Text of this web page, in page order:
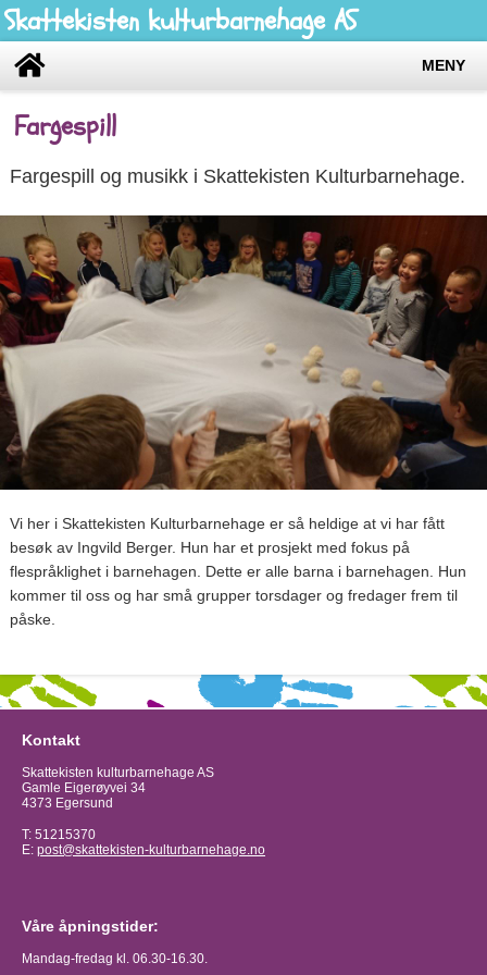
Skattekisten kulturbarnehage AS
MENY
Fargespill
Fargespill og musikk i Skattekisten Kulturbarnehage.
Vi her i Skattekisten Kulturbarnehage er så heldige at vi har fått
besøk av Ingvild Berger. Hun har et prosjekt med fokus på
flespråklighet i barnehagen. Dette er alle barna i barnehagen. Hun
kommer til oss og har små grupper torsdager og fredager frem til
påske.
Kontakt
Skattekisten kulturbarnehage AS
Gamle Eigerøyvei 34
4373 Egersund
T: 51215370
E: post@skattekisten-kulturbarnehage.no
Våre åpningstider:
Mandag-fredag kl. 06.30-16.30.